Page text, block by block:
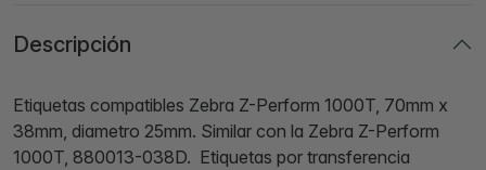
Descripción
Etiquetas compatibles Zebra Z-Perform 1000T, 70mm x
38mm, diametro 25mm. Similar con la Zebra Z-Perform
1000T, 880013-038D. Etiquetas por transferencia